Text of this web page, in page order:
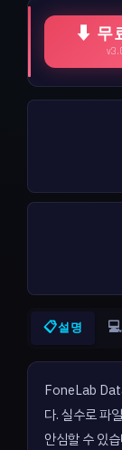
⬇ 무
📋설명 💻
FoneLab
다. 실수로 파
안심할 수 있